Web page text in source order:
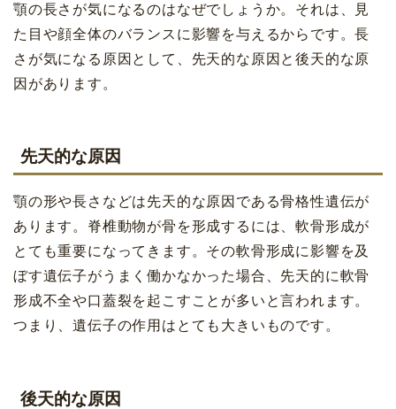
顎の長さが気になるのはなぜでしょうか。それは、見
た目や顔全体のバランスに影響を与えるからです。長
さが気になる原因として、先天的な原因と後天的な原
因があります。
先天的な原因
顎の形や長さなどは先天的な原因である骨格性遺伝が
あります。脊椎動物が骨を形成するには、軟骨形成が
とても重要になってきます。その軟骨形成に影響を及
ぼす遺伝子がうまく働かなかった場合、先天的に軟骨
形成不全や口蓋裂を起こすことが多いと言われます。
つまり、遺伝子の作用はとても大きいものです。
後天的な原因